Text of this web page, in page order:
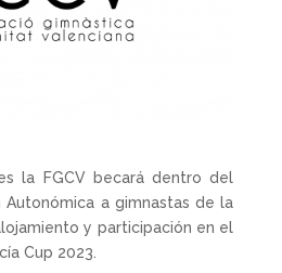
la FGCV becará dentro del
Autonómica a gimnastas de la
y participación en el
Cup 2023.